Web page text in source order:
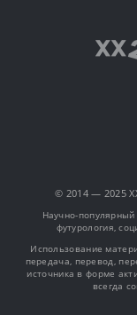
© 2014 — 2025
Научно-популярный
футурология,
Использование
передача, перевод,
источника в форме
всегда